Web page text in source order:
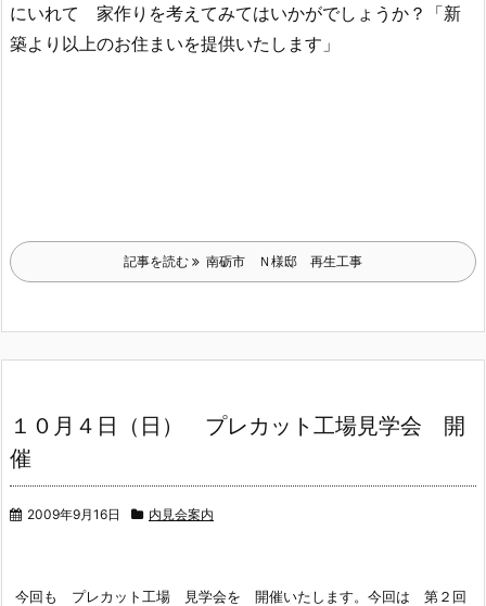
にいれて 家作りを考えてみてはいかがでしょうか？「新
築より以上のお住まいを提供いたします」
記事を読む 南砺市 Ｎ様邸 再生工事
１０月４日（日） プレカット工場見学会 開
催
2009年9月16日 内見会案内
今回も プレカット工場 見学会を 開催いたします。今回は 第２回